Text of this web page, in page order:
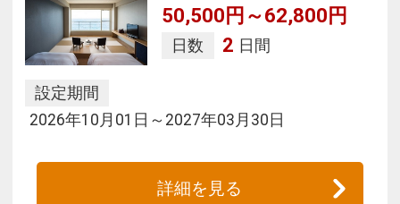
50,500円～62,800円
日数 2 日間
設定期間
2026年10月01日～2027年03月30日
詳細を見る